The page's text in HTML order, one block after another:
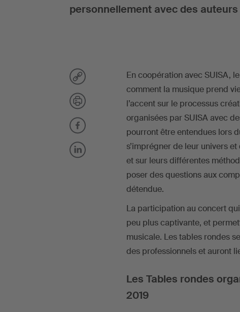
personnellement avec des
En coopération avec SUISA,
comment la musique prend
l’accent sur le processus
organisées par SUISA avec
pourront être entendues lors
s’imprégner de leur univers
et sur leurs différentes
poser des questions aux
détendue.
La participation au concert
peu plus captivante, et
musicale. Les tables rondes
des professionnels et auront
Les Tables rondes
2019